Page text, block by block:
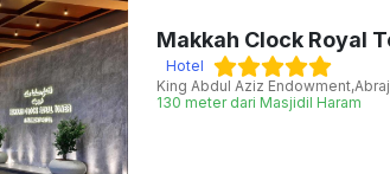
Makkah Clock Royal
Hotel
130 meter dari Masjidil Haram